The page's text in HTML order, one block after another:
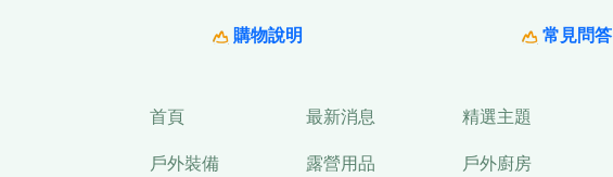
購物說明 常見問答
首頁 最新消息 精選主題
戶外裝備
露營用品 戶外廚房